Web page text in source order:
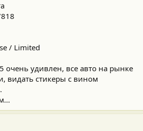
/ Limited
очень удивлен, все авто на рынке
видать стикеры с вином